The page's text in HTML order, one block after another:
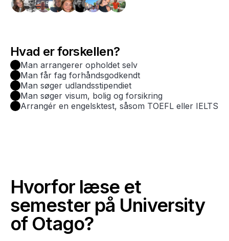
Hvad er forskellen?
Man arrangerer opholdet selv
Man får fag forhåndsgodkendt
Man søger udlandsstipendiet
Man søger visum, bolig og forsikring
Arrangér en engelsktest, såsom TOEFL eller IELTS
Hvorfor læse et
semester på University
of Otago?